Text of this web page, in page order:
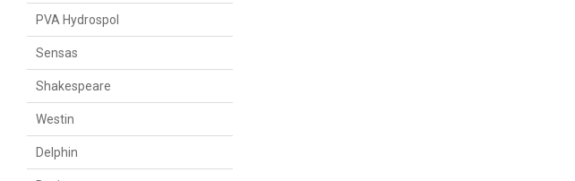
PVA Hydrospol
Sensas
Shakespeare
Westin
Delphin